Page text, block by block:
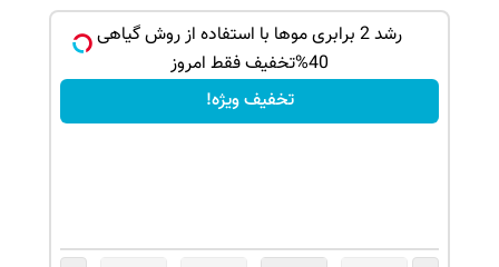
رشد 2 برابری موها با استفاده از روش گیاهی
40%تخفیف فقط امروز
تخفیف ویژه!